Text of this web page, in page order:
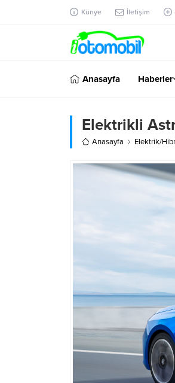
Künye İletişim
Anasayfa Haberler
Elektrikli
Anasayfa Elektrik/